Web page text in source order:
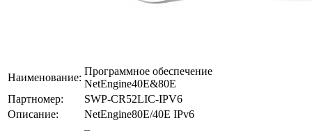
Наименование:
Программное обеспечение
NetEngine40E&80E
Партномер:
SWP-CR52LIC-IPV6
Описание:
NetEngine80E/40E IPv6
–